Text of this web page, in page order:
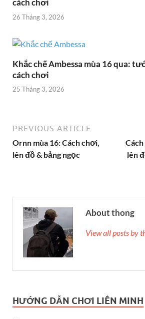
cách chơi
26 Tháng 3, 2026
Khắc chế Ambessa mùa 16 qua:
cách chơi
25 Tháng 3, 2026
PREVIOUS ARTICLE
Ornn mùa 16: Cách chơi,
lên đồ & bảng ngọc
lên
About thong
View all posts by
HƯỚNG DẪN CHƠI LIÊN MINH